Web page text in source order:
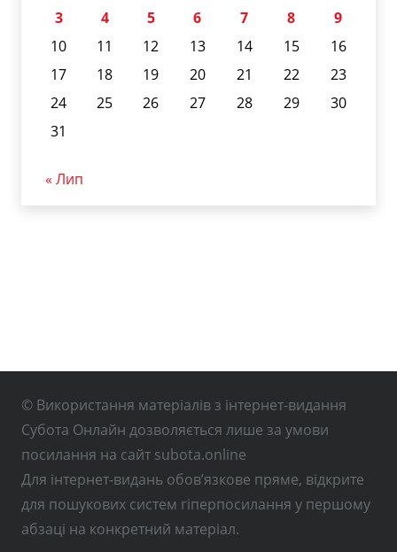
3
4 5 6 7 8
9
10
11 12 13 14 15
16
17
18 19 20 21 22
23
24
25 26 27 28 29
30
31
« Лип
© Використання матеріалів з інтернет-видання
Субота Онлайн дозволяється лише за умови
посилання на сайт subota.online
Для інтернет-видань обов’язкове пряме, відкрите
для пошукових систем гіперпосилання у першому
абзаці на конкретний матеріал.